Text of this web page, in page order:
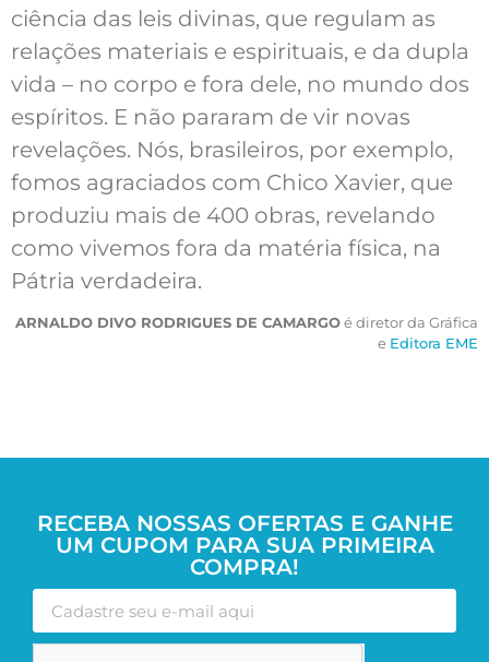
ciência das leis divinas, que regulam as
relações materiais e espirituais, e da dupla
vida – no corpo e fora dele, no mundo dos
espíritos. E não pararam de vir novas
revelações. Nós, brasileiros, por exemplo,
fomos agraciados com Chico Xavier, que
produziu mais de 400 obras, revelando
como vivemos fora da matéria física, na
Pátria verdadeira.
ARNALDO DIVO RODRIGUES DE CAMARGOé diretor da Gráfica
e Editora EME
RECEBA NOSSAS OFERTAS E GANHE
UM CUPOM PARA SUA PRIMEIRA
COMPRA!